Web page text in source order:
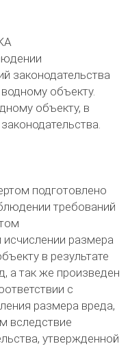
законодательства
объекту.
объекту, в
подготовлено
требований
размера
в результате
а так же произведен
с
размера вреда,
вследствие
утвержденной